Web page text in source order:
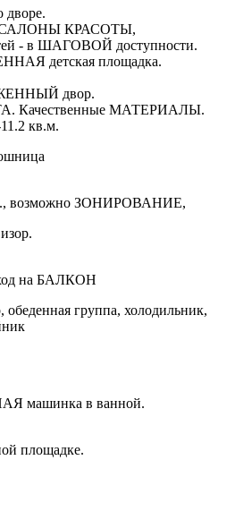
КРАСОТЫ,
- в ШАГОВОЙ доступности.
детская площадка.
двор.
Качественные МАТЕРИАЛЫ.
кв.м.
возможно ЗОНИРОВАНИЕ,
на БАЛКОН
группа, холодильник,
машинка в ванной.
площадке.